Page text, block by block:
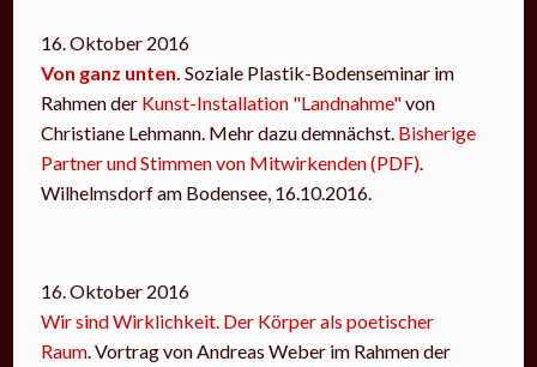
16. Oktober 2016
Von ganz unten. Soziale Plastik-Bodenseminar im
Rahmen der Kunst-Installation "Landnahme"von
Christiane Lehmann. Mehr dazu demnächst. Bisherige
Partner und Stimmen von Mitwirkenden (PDF)
Wilhelmsdorf am Bodensee, 16.10.2016.
16. Oktober 2016
Wir sind Wirklichkeit. Der Körper als poetischer
Raum . Vortrag von Andreas Weber im Rahmen der